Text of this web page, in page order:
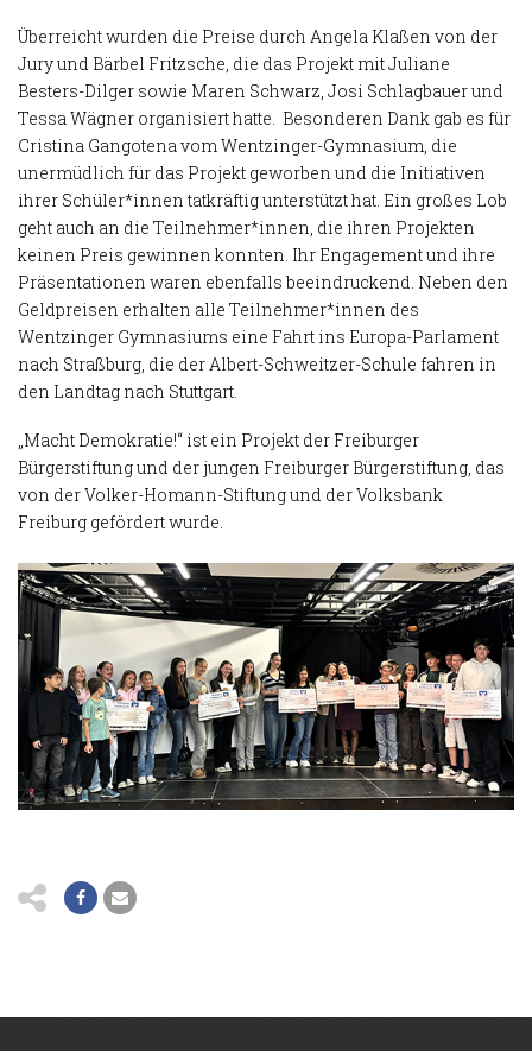
Überreicht wurden die Preise durch Angela Klaßen von der
Jury und Bärbel Fritzsche, die das Projekt mit Juliane
Besters-Dilger sowie Maren Schwarz, Josi Schlagbauer und
Tessa Wägner organisiert hatte. Besonderen Dank gab es für
Cristina Gangotena vom Wentzinger-Gymnasium, die
unermüdlich für das Projekt geworben und die Initiativen
ihrer Schüler*innen tatkräftig unterstützt hat. Ein großes Lob
geht auch an die Teilnehmer*innen, die ihren Projekten
keinen Preis gewinnen konnten. Ihr Engagement und ihre
Präsentationen waren ebenfalls beeindruckend. Neben den
Geldpreisen erhalten alle Teilnehmer*innen des
Wentzinger Gymnasiums eine Fahrt ins Europa-Parlament
nach Straßburg, die der Albert-Schweitzer-Schule fahren in
den Landtag nach Stuttgart.
„Macht Demokratie!“ ist ein Projekt der Freiburger
Bürgerstiftung und der jungen Freiburger Bürgerstiftung, das
von der Volker-Homann-Stiftung und der Volksbank
Freiburg gefördert wurde.